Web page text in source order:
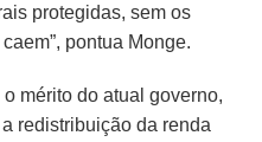
protegidas, sem os
pontua Monge.
mérito do atual governo,
redistribuição da renda